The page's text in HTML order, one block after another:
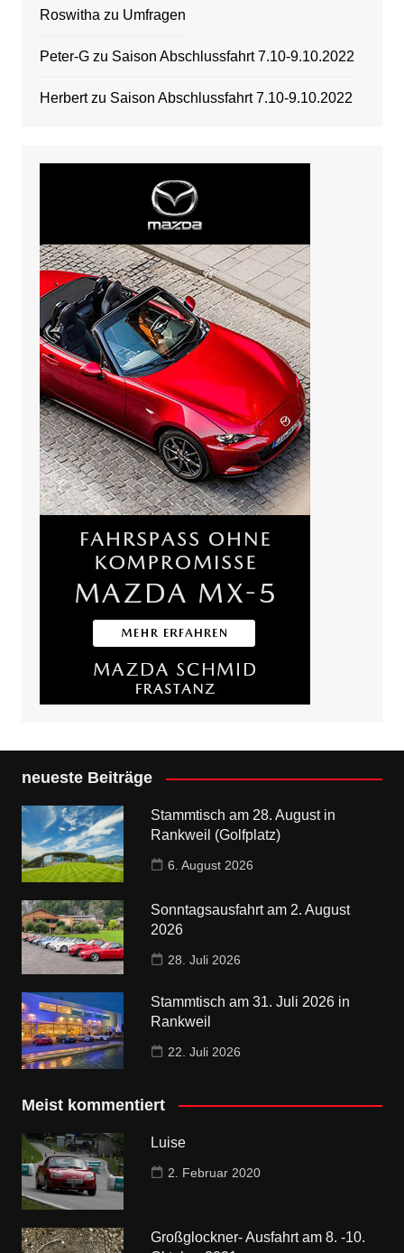
Roswithazu Umfragen
Peter-Gzu Saison Abschlussfahrt 7.10-9.10.2022
Herbertzu Saison Abschlussfahrt 7.10-9.10.2022
neueste Beiträge
Stammtisch am 28. August in
Rankweil (Golfplatz)
6. August 2026
Sonntagsausfahrt am 2. August
2026
28. Juli 2026
Stammtisch am 31. Juli 2026 in
Rankweil
22. Juli 2026
Meist kommentiert
Luise
2. Februar 2020
Großglockner- Ausfahrt am 8. -10.